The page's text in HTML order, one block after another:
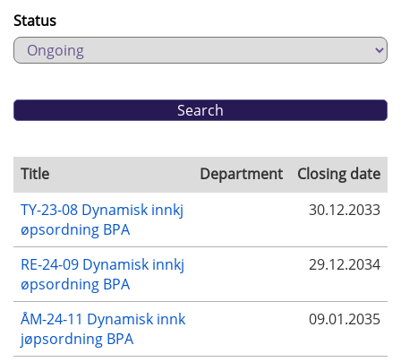
Status
Title Department
Closing date
TY-23-08 Dynamisk innkj
øpsordning BPA
30.12.2033
RE-24-09 Dynamisk innkj
øpsordning BPA
29.12.2034
ÅM-24-11 Dynamisk innk
jøpsordning BPA
09.01.2035